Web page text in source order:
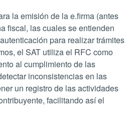
la emisión de la e.firma (antes
fiscal, las cuales se entienden
para realizar trámites
el SAT utiliza el RFC como
al cumplimiento de las
inconsistencias en las
un registro de las actividades
facilitando así el